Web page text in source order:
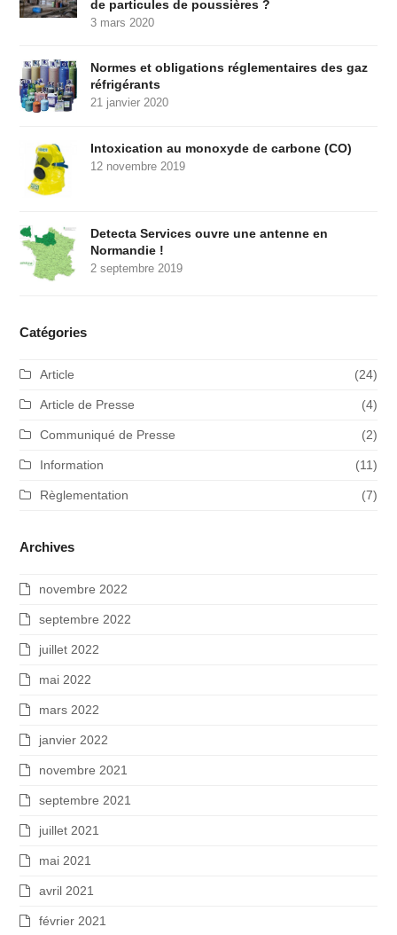
de particules de poussières ?
3 mars 2020
Normes et obligations réglementaires des gaz
réfrigérants
21 janvier 2020
Intoxication au monoxyde de carbone (CO)
12 novembre 2019
Detecta Services ouvre une antenne en
Normandie !
2 septembre 2019
Catégories
Article (24)
Article de Presse (4)
Communiqué de Presse (2)
Information (11)
Règlementation (7)
Archives
novembre 2022
septembre 2022
juillet 2022
mai 2022
mars 2022
janvier 2022
novembre 2021
septembre 2021
juillet 2021
mai 2021
avril 2021
février 2021